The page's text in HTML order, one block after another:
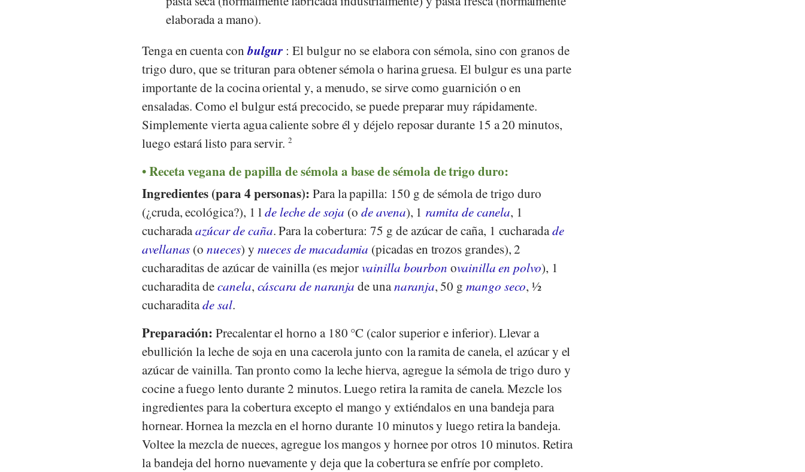
elaborada a mano).
Tenga en cuenta conbulgur : El bulgur no se elabora con sémola, sino con granos de
trigo duro, que se trituran para obtener sémola o harina gruesa. El bulgur es una parte
importante de la cocina oriental y, a menudo, se sirve como guarnición o en
ensaladas. Como el bulgur está precocido, se puede preparar muy rápidamente.
Simplemente vierta agua caliente sobre él y déjelo reposar durante 15 a 20 minutos,
luego estará listo para servir. 2
Receta vegana de papilla de sémola a base de sémola de trigo duro:
Ingredientes (para 4 personas): Para la papilla: 150 g de sémola de trigo duro
(¿cruda, ecológica?), 1 lde leche de soja (ode avena), 1 ramita de canela, 1
cucharadaazúcar de caña. Para la cobertura: 75 g de azúcar de caña, 1 cucharadade
avellanas (onueces) y nueces de macadamia (picadas en trozos grandes), 2
cucharaditas de azúcar de vainilla (es mejorvainilla bourbon ovainilla en polvo), 1
cucharadita decanela, cáscara de naranja de unanaranja, 50 gmango seco, ½
cucharaditade sal.
Preparación: Precalentar el horno a 180 °C (calor superior e inferior). Llevar a
ebullición la leche de soja en una cacerola junto con la ramita de canela, el azúcar y el
azúcar de vainilla. Tan pronto como la leche hierva, agregue la sémola de trigo duro y
cocine a fuego lento durante 2 minutos. Luego retira la ramita de canela. Mezcle los
ingredientes para la cobertura excepto el mango y extiéndalos en una bandeja para
hornear. Hornea la mezcla en el horno durante 10 minutos y luego retira la bandeja.
Voltee la mezcla de nueces, agregue los mangos y hornee por otros 10 minutos. Retira
la bandeja del horno nuevamente y deja que la cobertura se enfríe por completo.